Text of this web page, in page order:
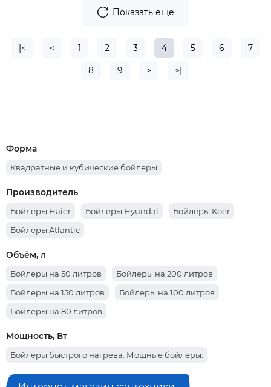
Показать еще
|< < 1 2 3 4 5 6 7
8 9 > >|
Форма
Квадратные и кубические бойлеры
Производитель
Бойлеры Haier Бойлеры Hyundai
Бойлеры Koer
Бойлеры Atlantic
Объём, л
Бойлеры на 50 литров
Бойлеры на 200 литров
Бойлеры на 150 литров
Бойлеры на 100 литров
Бойлеры на 80 литров
Мощность, Вт
Бойлеры быстрого нагрева. Мощные бойлеры.